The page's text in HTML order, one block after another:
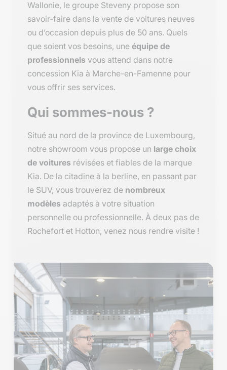
Wallonie, le groupe Steveny propose son
savoir-faire dans la vente de voitures neuves
ou d’occasion depuis plus de 50 ans. Quels
que soient vos besoins, une équipe de
professionnels vous attend dans notre
concession Kia à Marche-en-Famenne pour
vous offrir ses services.
Qui sommes-nous ?
Situé au nord de la province de Luxembourg,
notre showroom vous propose un large choix
de voitures révisées et fiables de la marque
Kia. De la citadine à la berline, en passant par
le SUV, vous trouverez de nombreux
modèles adaptés à votre situation
personnelle ou professionnelle. À deux pas de
Rochefort et Hotton, venez nous rendre visite !